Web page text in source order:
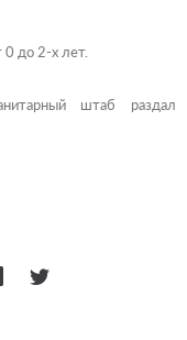
0 до 2-х лет.
штаб раздал